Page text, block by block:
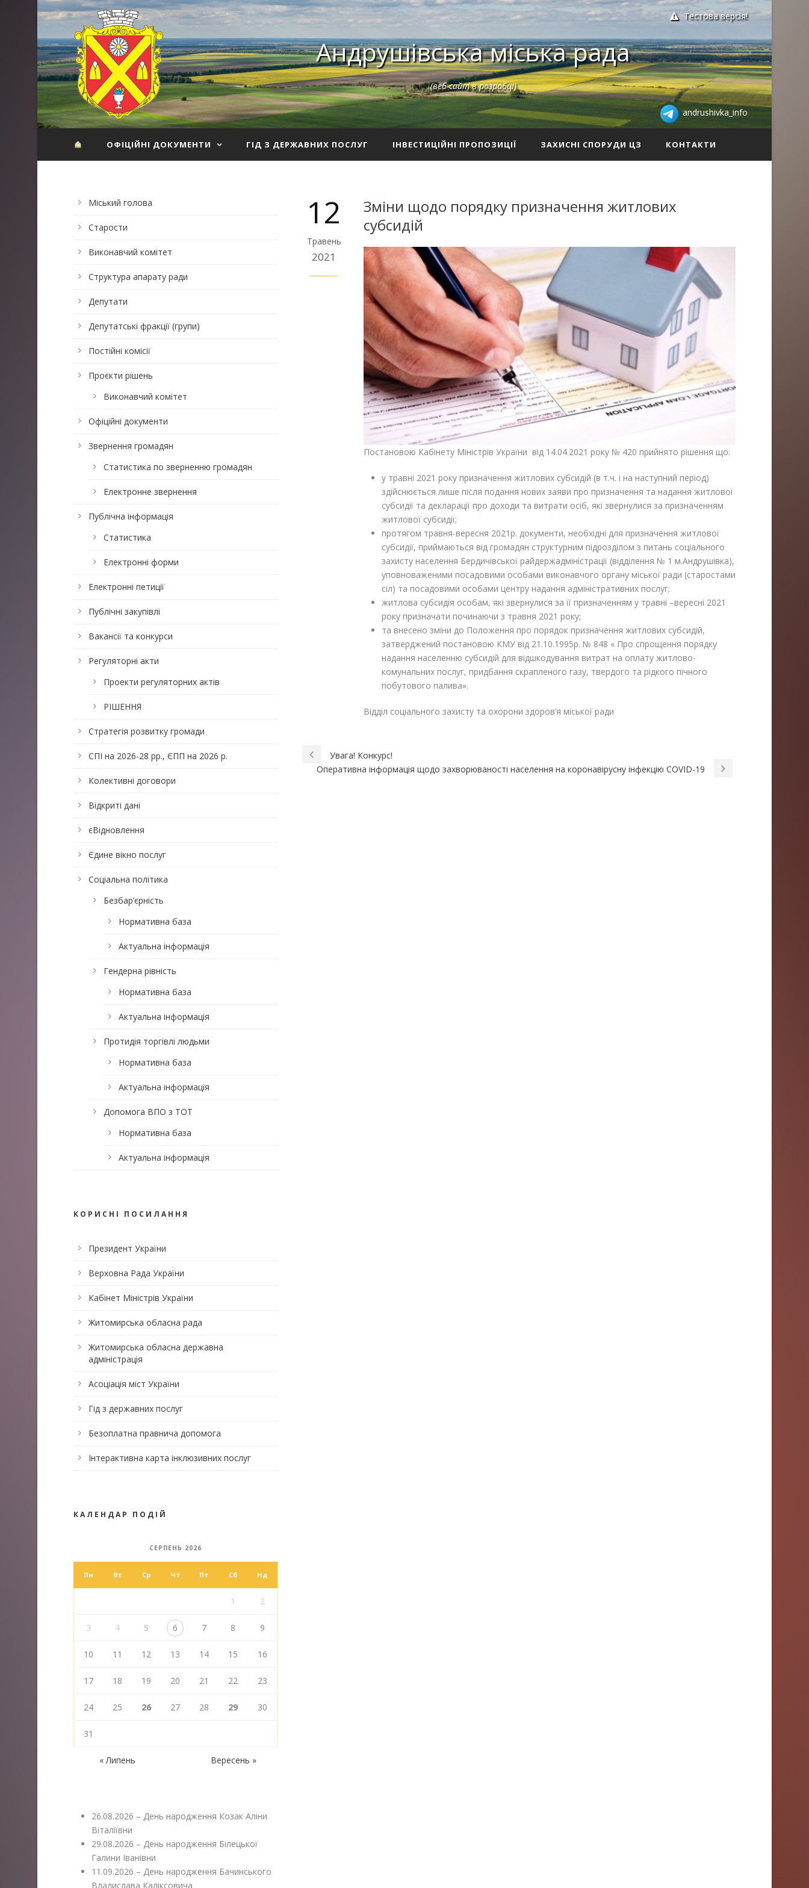
Тестова версія!
Андрушівська міська рада
(веб-сайт в розробці)
andrushivka_info
ОФІЦІЙНІ ДОКУМЕНТИ ГІД З ДЕРЖАВНИХ ПОСЛУГ ІНВЕСТИЦІЙНІ ПРОПОЗИЦІЇ ЗАХИСНІ СПОРУДИ ЦЗ КОНТАКТИ
12
Травень
2021
Зміни щодо порядку призначення житлових
субсидій
Постановою Кабінету Міністрів України від 14.04.2021 року № 420 прийнято рішення що:
у травні 2021 року призначення житлових субсидій (в т.ч. і на наступний період)
здійснюється лише після подання нових заяви про призначення та надання житлової
субсидії та декларації про доходи та витрати осіб, які звернулися за призначенням
житлової субсидії;
протягом травня-вересня 2021р. документи, необхідні для призначення житлової
субсидії, приймаються від громадян структурним підрозділом з питань соціального
захисту населення Бердичівської райдержадміністрації (відділення № 1 м.Андрушівка),
уповноваженими посадовими особами виконавчого органу міської ради (старостами
сіл) та посадовими особами центру надання адміністративних послуг;
житлова субсидія особам, які звернулися за її призначенням у травні –вересні 2021
року призначати починаючи з травня 2021 року;
та внесено зміни до Положення про порядок призначення житлових субсидій,
затверджений постановою КМУ від 21.10.1995р. № 848 « Про спрощення порядку
надання населенню субсидій для відшкодування витрат на оплату житлово-
комунальних послуг, придбання скрапленого газу, твердого та рідкого пічного
побутового палива».
Відділ соціального захисту та охорони здоров’я міської ради
Увага! Конкурс!
Оперативна інформація щодо захворюваності населення на коронавірусну інфекцію COVID-19
Міський голова
Старости
Виконавчий комітет
Структура апарату ради
Депутати
Депутатські фракції (групи)
Постійні комісії
Проєкти рішень
Виконавчий комітет
Офіційні документи
Звернення громадян
Статистика по зверненню громадян
Електронне звернення
Публічна інформація
Статистика
Електронні форми
Електронні петиції
Публічні закупівлі
Вакансії та конкурси
Регуляторні акти
Проекти регуляторних актів
РІШЕННЯ
Стратегія розвитку громади
СПІ на 2026-28 рр., ЄПП на 2026 р.
Колективні договори
Відкриті дані
єВідновлення
Єдине вікно послуг
Соціальна політика
Безбар’єрність
Нормативна база
Актуальна інформація
Гендерна рівність
Нормативна база
Актуальна інформація
Протидія торгівлі людьми
Нормативна база
Актуальна інформація
Допомога ВПО з ТОТ
Нормативна база
Актуальна інформація
КОРИСНІ ПОСИЛАННЯ
Президент України
Верховна Рада України
Кабінет Міністрів України
Житомирська обласна рада
Житомирська обласна державна
адміністрація
Асоціація міст України
Гід з державних послуг
Безоплатна правнича допомога
Інтерактивна карта інклюзивних послуг
КАЛЕНДАР ПОДІЙ
СЕРПЕНЬ 2026
Пн Вт Ср Чт Пт Сб Нд
1 2
3 4 5 6 7 8 9
10 11 12 13 14 15 16
17 18 19 20 21 22 23
24 25 26 27 28 29 30
31
« Липень Вересень »
26.08.2026 – День народження Козак Аліни
Віталіївни
29.08.2026 – День народження Білецької
Галини Іванівни
11.09.2026 – День народження Бачинського
Владислава Каліксовича